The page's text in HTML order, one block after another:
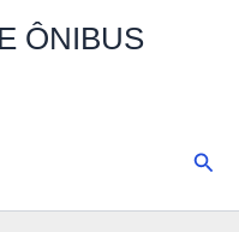
ÔNIBUS